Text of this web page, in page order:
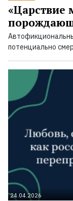
«Царствие
потенциально
24.04.2026